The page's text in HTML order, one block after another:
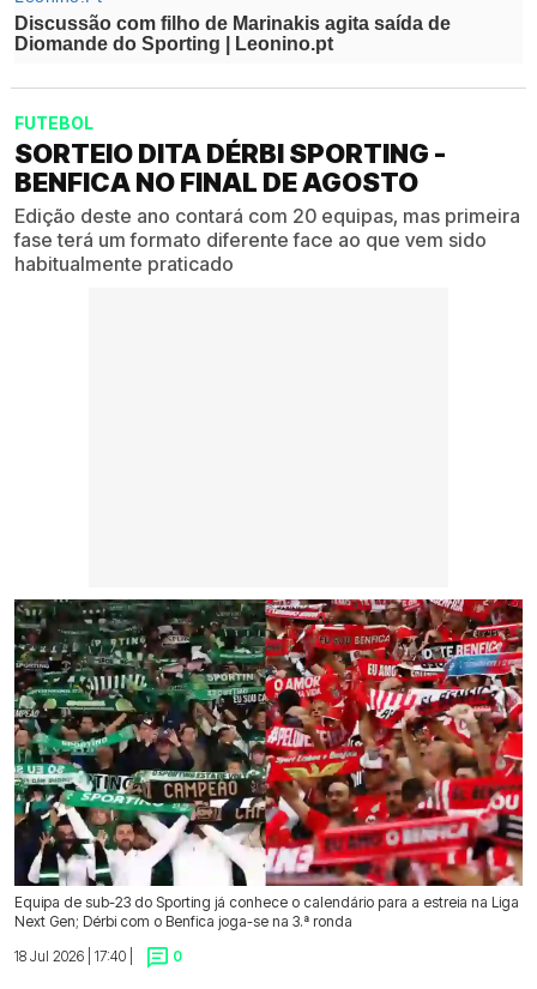
FUTEBOL
SORTEIO DITA DÉRBI SPORTING -
BENFICA NO FINAL DE AGOSTO
Edição deste ano contará com 20 equipas, mas primeira
fase terá um formato diferente face ao que vem sido
habitualmente praticado
Equipa de sub-23 do Sporting já conhece o calendário para a estreia na Liga
Next Gen; Dérbi com o Benfica joga-se na 3.ª ronda
18 Jul 2026 | 17:40 |
0